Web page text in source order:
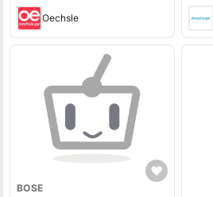
Oechsle
BOSE